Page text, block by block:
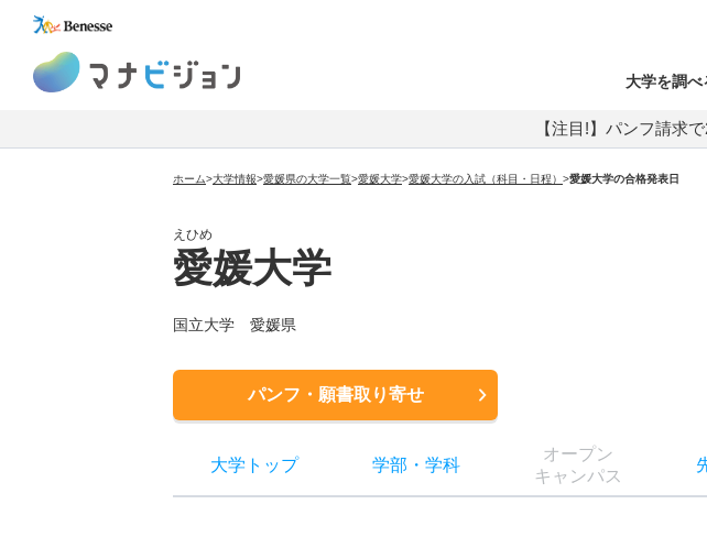
大学を調べ
【注目!】パンフ請求
ホーム>大学情報>愛媛県の大学一覧>愛媛大学>愛媛大学の入試（科目・日程） >愛媛大学の合格発表日
えひめ
愛媛大学
国立大学 愛媛県
パンフ・願書取り寄せ
大学トップ 学部 ・ 学科
オープン
キャンパス